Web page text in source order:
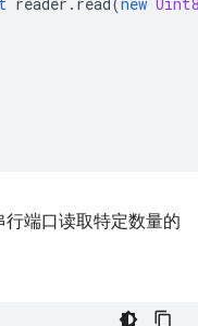
端口读取特定数量的